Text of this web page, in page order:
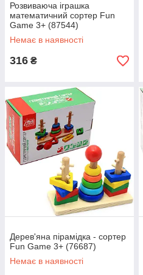
Розвиваюча іграшка
математичний сортер Fun
Game 3+ (87544)
Немає в наявності
316 ₴
Дерев'яна пірамідка - сортер
Fun Game 3+ (76687)
Немає в наявності